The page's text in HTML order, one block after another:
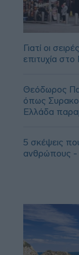
Γιατί οι
επιτυχία
Θεόδωρος
όπως
Ελλάδα
5 σκέψεις
ανθρώπους -